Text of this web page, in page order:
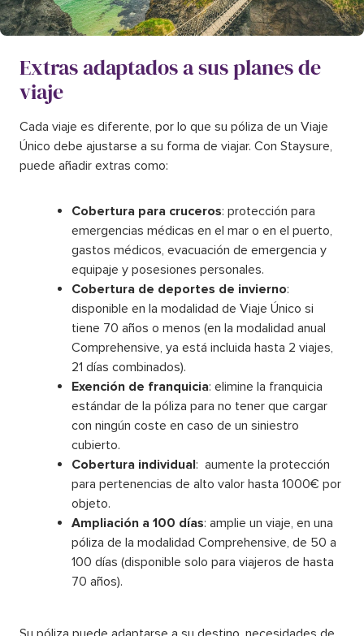
Extras adaptados a sus planes de
viaje
Cada viaje es diferente, por lo que su póliza de un Viaje
Único debe ajustarse a su forma de viajar. Con Staysure,
puede añadir extras como:
Cobertura para cruceros: protección para
emergencias médicas en el mar o en el puerto,
gastos médicos, evacuación de emergencia y
equipaje y posesiones personales.
Cobertura de deportes de invierno:
disponible en la modalidad de Viaje Único si
tiene 70 años o menos (en la modalidad anual
Comprehensive, ya está incluida hasta 2 viajes,
21 días combinados).
Exención de franquicia: elimine la franquicia
estándar de la póliza para no tener que cargar
con ningún coste en caso de un siniestro
cubierto.
Cobertura individual: aumente la protección
para pertenencias de alto valor hasta 1000€ por
objeto.
Ampliación a 100 días: amplie un viaje, en una
póliza de la modalidad Comprehensive, de 50 a
100 días (disponible solo para viajeros de hasta
70 años).